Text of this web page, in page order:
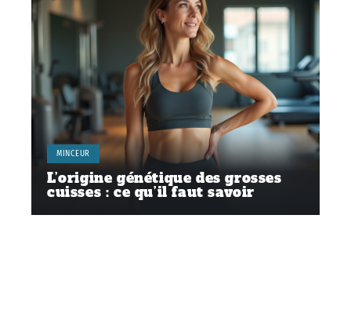
MINCEUR
L’origine génétique des grosses
cuisses : ce qu’il faut savoir